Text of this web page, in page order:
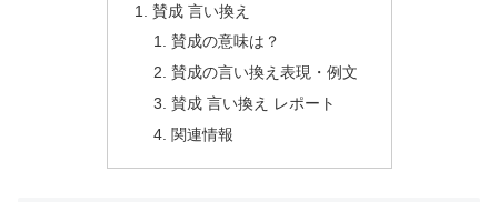
賛成 言い換え
賛成の意味は？
賛成の言い換え表現・例文
賛成 言い換え レポート
関連情報